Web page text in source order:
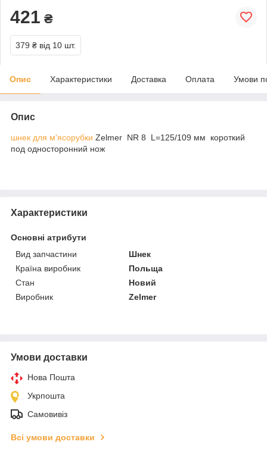
421 ₴
379 ₴ від 10 шт.
Опис Характеристики Доставка Оплата Умови
Опис
шнек для м'ясорубки Zelmer NR 8 L=125/109 мм короткий
под односторонний нож
Характеристики
Основні атрибути
Вид запчастини
Шнек
Країна виробник
Польща
Стан
Новий
Виробник
Zelmer
Умови доставки
Нова Пошта
Укрпошта
Самовивіз
Всі умови доставки